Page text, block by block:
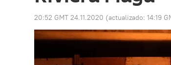
20:52 GMT 24.11.2020 (actualizado: 14:19